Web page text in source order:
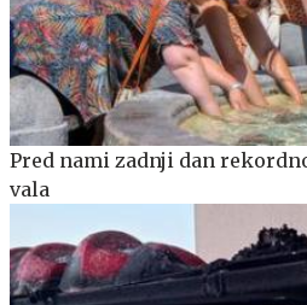
Pred nami zadnji dan
vala